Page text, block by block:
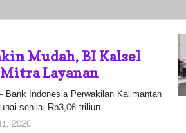
Mudah, BI Kalsel
Mitra Layanan
Indonesia Perwakilan Kalimantan
senilai Rp3,06 triliun
2026